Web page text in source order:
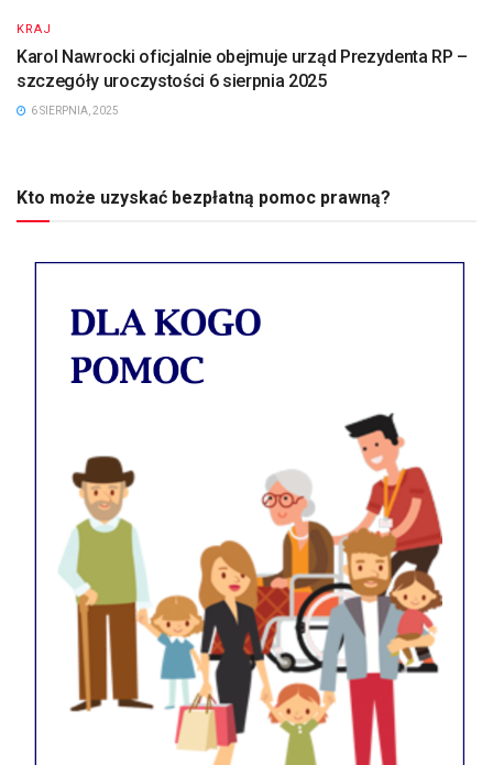
KRAJ
Karol Nawrocki oficjalnie obejmuje urząd Prezydenta RP –
szczegóły uroczystości 6 sierpnia 2025
6 SIERPNIA, 2025
Kto może uzyskać bezpłatną pomoc prawną?